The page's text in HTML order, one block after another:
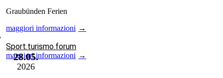
Graubünden Ferien
maggiori informazioni
28.05.
2026
Sport.turismo.forum
maggiori informazioni